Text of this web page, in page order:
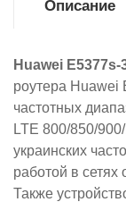
Описание
Huawei E5377s-
роутера Huawei
частотных
LTE 800/850/
украинских
работой в сетях
Также